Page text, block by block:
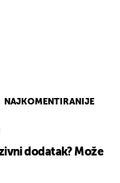
NAJKOMENTIRANIJE
dodatak? Može